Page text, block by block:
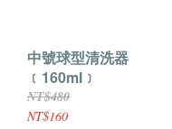
中號球型清洗器
﹝160ml﹞
NT$480
NT$160